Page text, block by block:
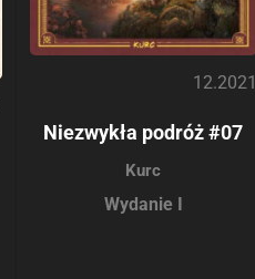
12.2021
Niezwykła podróż #07
Kurc
Wydanie I